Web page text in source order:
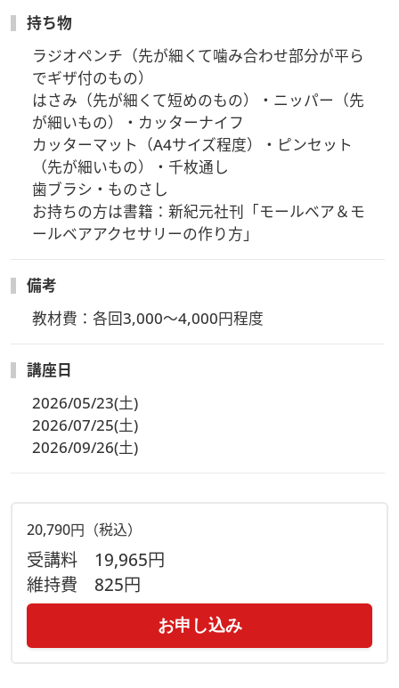
持ち物
ラジオペンチ（先が細くて噛み合わせ部分が平ら
でギザ付のもの）
はさみ（先が細くて短めのもの）・ニッパー（先
が細いもの）・カッターナイフ
カッターマット（A4サイズ程度）・ピンセット
（先が細いもの）・千枚通し
歯ブラシ・ものさし
お持ちの方は書籍：新紀元社刊「モールベア＆モ
ールベアアクセサリーの作り方」
備考
教材費：各回3,000～4,000円程度
講座日
2026/05/23(土)
2026/07/25(土)
2026/09/26(土)
20,790円（税込）
受講料 19,965円
維持費 825円
お申し込み